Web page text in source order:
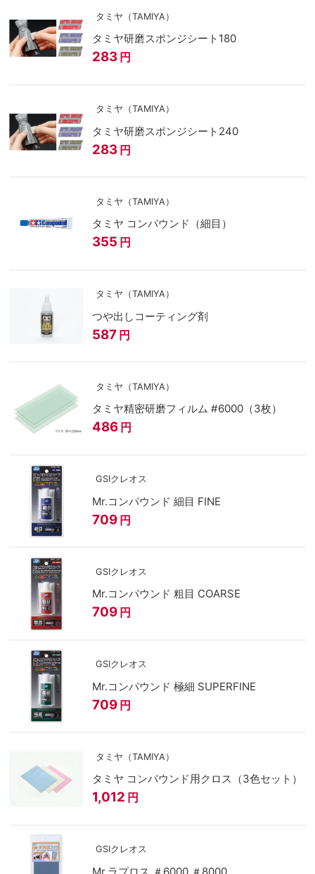
タミヤ（TAMIYA）
タミヤ研磨スポンジシート180
283 円
タミヤ（TAMIYA）
タミヤ研磨スポンジシート240
283 円
タミヤ（TAMIYA）
タミヤ コンパウンド（細目）
355 円
タミヤ（TAMIYA）
つや出しコーティング剤
587 円
タミヤ（TAMIYA）
タミヤ精密研磨フィルム #6000（3枚）
486 円
GSIクレオス
Mr.コンパウンド 細目 FINE
709 円
GSIクレオス
Mr.コンパウンド 粗目 COARSE
709 円
GSIクレオス
Mr.コンパウンド 極細 SUPERFINE
709 円
タミヤ（TAMIYA）
タミヤ コンパウンド用クロス（3色セット）
1,012 円
GSIクレオス